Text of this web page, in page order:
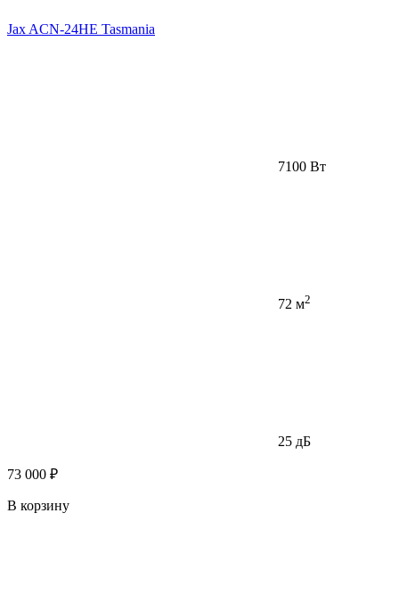
Jax ACN-24HE Tasmania
7100 Вт
72 м2
25 дБ
73 000 ₽
В корзину